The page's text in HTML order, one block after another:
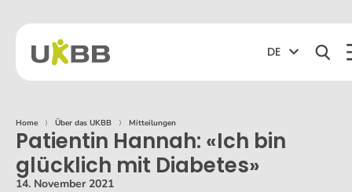
DE
Home ⟩ Über das UKBB ⟩ Mitteilungen
Patientin Hannah: «Ich bin
glücklich mit Diabetes»
14. November 2021